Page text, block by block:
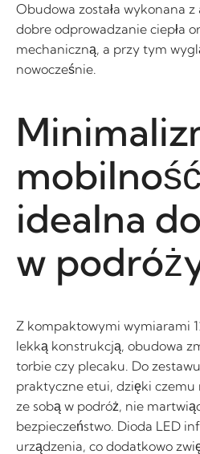
Obudowa została wykonana
dobre odprowadzanie ciepła
mechaniczną, a przy tym
nowocześnie.
idealna
w
Z kompaktowymi wymiarami
lekką konstrukcją, obudowa
torbie czy plecaku. Do
praktyczne etui, dzięki czemu
ze sobą w podróż, nie
bezpieczeństwo. Dioda LED
urządzenia, co dodatkowo